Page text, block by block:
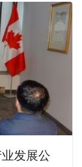
发展公